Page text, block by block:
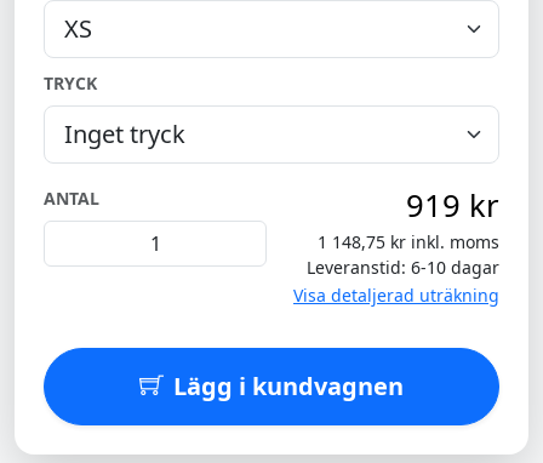
TRYCK
ANTAL 919 kr
1 148,75 kr inkl. moms
Leveranstid: 6-10 dagar
Visa detaljerad uträkning
Lägg i kundvagnen